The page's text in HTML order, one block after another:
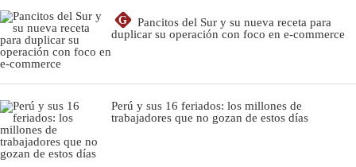
G
Pancitos del Sur y su nueva receta para
duplicar su operación con foco en e-commerce
Perú y sus 16 feriados: los millones de
trabajadores que no gozan de estos días